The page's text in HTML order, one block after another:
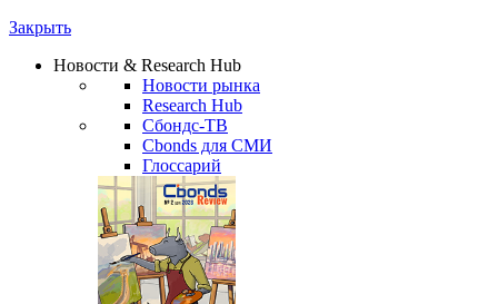
Закрыть
Новости & Research Hub
Новости рынка
Research Hub
Сбондс-ТВ
Cbonds для СМИ
Глоссарий